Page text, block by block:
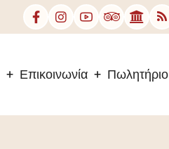
Επικοινωνία Πωλητήριο